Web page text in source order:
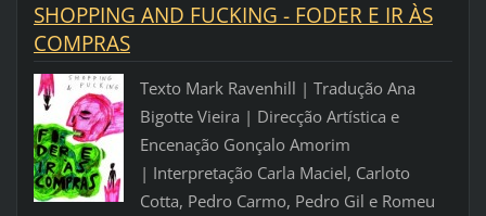
SHOPPING AND FUCKING - FODER E IR ÀS
COMPRAS
Texto Mark Ravenhill | Tradução Ana
Bigotte Vieira | Direcção Artística e
Encenação Gonçalo Amorim
| Interpretação Carla Maciel, Carloto
Cotta, Pedro Carmo, Pedro Gil e Romeu